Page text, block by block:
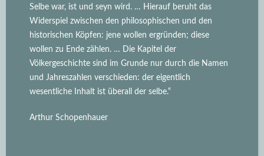
Selbe war, ist und seyn wird. … Hierauf beruht das
Widerspiel zwischen den philosophischen und den
historischen Köpfen: jene wollen ergründen; diese
wollen zu Ende zählen. … Die Kapitel der
Völkergeschichte sind im Grunde nur durch die Namen
und Jahreszahlen verschieden: der eigentlich
wesentliche Inhalt ist überall der selbe.“
Arthur Schopenhauer